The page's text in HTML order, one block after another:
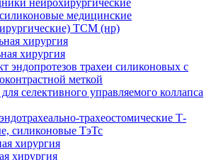
нейрохирургические
медицинские
ТСМ (нр)
хирургия
хирургия
эндопротезов трахеи силиконовых с
меткой
селективного управляемого коллапса
трахеостомические Т-
силиконовые ТэТс
хирургия
хирургия